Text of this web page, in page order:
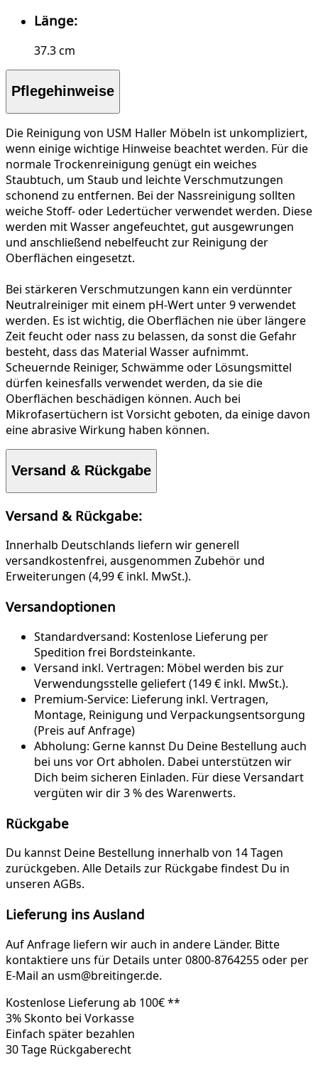
Länge:
37.3 cm
Pflegehinweise
Die Reinigung von USM Haller Möbeln ist unkompliziert,
wenn einige wichtige Hinweise beachtet werden. Für die
normale Trockenreinigung genügt ein weiches
Staubtuch, um Staub und leichte Verschmutzungen
schonend zu entfernen. Bei der Nassreinigung sollten
weiche Stoff- oder Ledertücher verwendet werden. Diese
werden mit Wasser angefeuchtet, gut ausgewrungen
und anschließend nebelfeucht zur Reinigung der
Oberflächen eingesetzt.
Bei stärkeren Verschmutzungen kann ein verdünnter
Neutralreiniger mit einem pH-Wert unter 9 verwendet
werden. Es ist wichtig, die Oberflächen nie über längere
Zeit feucht oder nass zu belassen, da sonst die Gefahr
besteht, dass das Material Wasser aufnimmt.
Scheuernde Reiniger, Schwämme oder Lösungsmittel
dürfen keinesfalls verwendet werden, da sie die
Oberflächen beschädigen können. Auch bei
Mikrofasertüchern ist Vorsicht geboten, da einige davon
eine abrasive Wirkung haben können.
Versand & Rückgabe
Versand & Rückgabe:
Innerhalb Deutschlands liefern wir generell
versandkostenfrei, ausgenommen Zubehör und
Erweiterungen (4,99 € inkl. MwSt.).
Versandoptionen
Standardversand: Kostenlose Lieferung per
Spedition frei Bordsteinkante.
Versand inkl. Vertragen: Möbel werden bis zur
Verwendungsstelle geliefert (149 € inkl. MwSt.).
Premium-Service: Lieferung inkl. Vertragen,
Montage, Reinigung und Verpackungsentsorgung
(Preis auf Anfrage)
Abholung: Gerne kannst Du Deine Bestellung auch
bei uns vor Ort abholen. Dabei unterstützen wir
Dich beim sicheren Einladen. Für diese Versandart
vergüten wir dir 3 % des Warenwerts.
Rückgabe
Du kannst Deine Bestellung innerhalb von 14 Tagen
zurückgeben. Alle Details zur Rückgabe findest Du in
unseren AGBs.
Lieferung ins Ausland
Auf Anfrage liefern wir auch in andere Länder. Bitte
kontaktiere uns für Details unter 0800-8764255 oder per
E-Mail an usm@breitinger.de.
Kostenlose Lieferung ab 100€ **
3% Skonto bei Vorkasse
Einfach später bezahlen
30 Tage Rückgaberecht